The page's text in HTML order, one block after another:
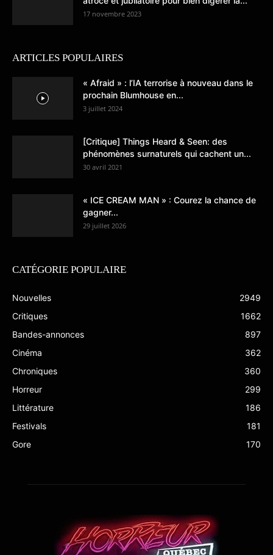
17 novembre 2023
ARTICLES POPULAIRES
« Afraid » : l’IA terrorise à nouveau dans le
prochain Blumhouse en...
3 juillet 2024
[Critique] Things Heard & Seen: des
phénomènes surnaturels qui cachent un...
30 avril 2021
« ICE CREAM MAN » : Courez la chance de
gagner...
29 juillet 2026
CATÉGORIE POPULAIRE
Nouvelles
2949
Critiques
1662
Bandes-annonces
897
Cinéma
362
Chroniques
360
Horreur
299
Littérature
186
Festivals
181
Gore
170